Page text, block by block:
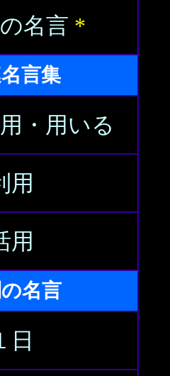
名言 *
言集
・用いる
用
用
名言
日